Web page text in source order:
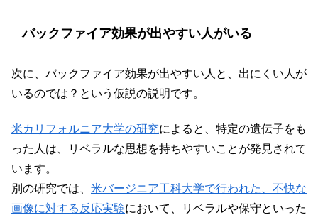
バックファイア効果が出やすい人がいる
次に、バックファイア効果が出やすい人と、出にくい人が
いるのでは？という仮説の説明です。
米カリフォルニア大学の研究によると、特定の遺伝子をも
った人は、リベラルな思想を持ちやすいことが発見されて
います。
別の研究では、 米バージニア工科大学で行われた、不快な
画像に対する反応実験において、リベラルや保守といった